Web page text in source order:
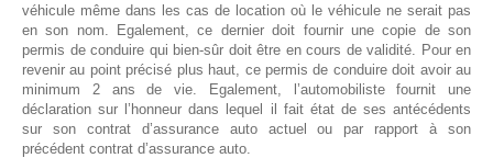
véhicule même dans les cas de location où le véhicule ne serait pas
en son nom. Egalement, ce dernier doit fournir une copie de son
permis de conduire qui bien-sûr doit être en cours de validité. Pour en
revenir au point précisé plus haut, ce permis de conduire doit avoir au
minimum 2 ans de vie. Egalement, l’automobiliste fournit une
déclaration sur l’honneur dans lequel il fait état de ses antécédents
sur son contrat d’assurance auto actuel ou par rapport à son
précédent contrat d’assurance auto.